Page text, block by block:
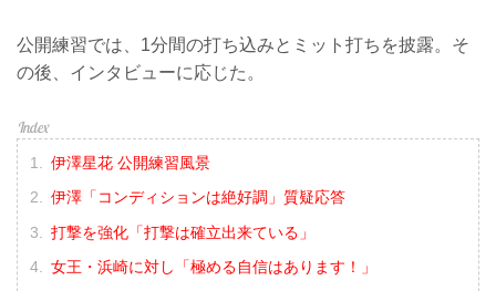
公開練習では、1分間の打ち込みとミット打ちを披露。そ
の後、インタビューに応じた。
伊澤星花 公開練習風景
伊澤「コンディションは絶好調」質疑応答
打撃を強化「打撃は確立出来ている」
女王・浜崎に対し「極める自信はあります！」